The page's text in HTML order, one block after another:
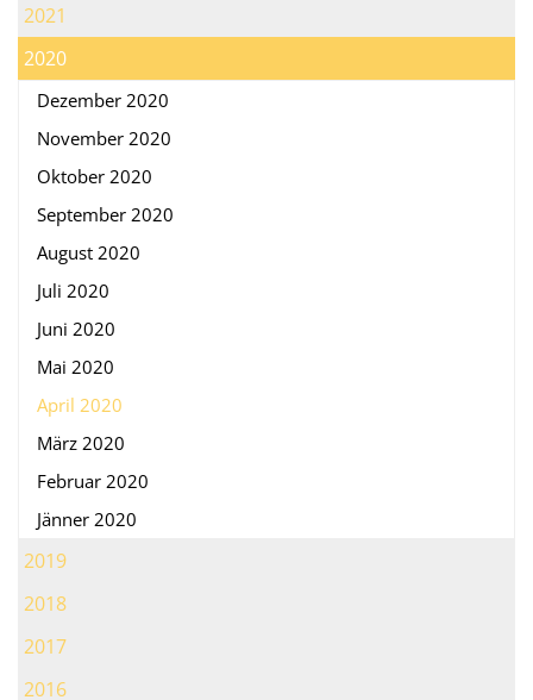
2021
2020
Dezember 2020
November 2020
Oktober 2020
September 2020
August 2020
Juli 2020
Juni 2020
Mai 2020
April 2020
März 2020
Februar 2020
Jänner 2020
2019
2018
2017
2016